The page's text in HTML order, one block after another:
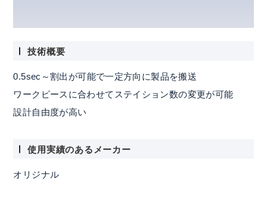
技術概要
0.5sec～割出が可能で一定方向に製品を搬送
ワークピースに合わせてステイション数の変更が可能
設計自由度が高い
使用実績のあるメーカー
オリジナル